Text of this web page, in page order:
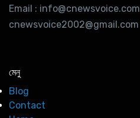
Email : info@cnewsvoice.com
cnewsvoice2002@gmail.com
মেনু
Blog
Contact